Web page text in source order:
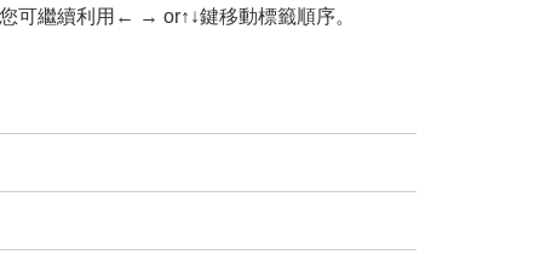
可繼續利用← → or↑↓鍵移動標籤順序。